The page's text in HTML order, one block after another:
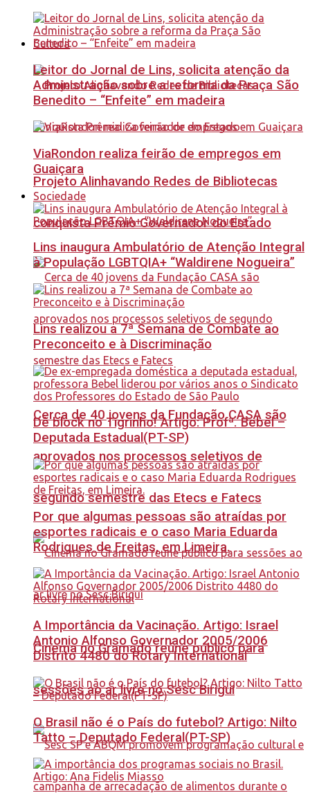
Cultura
Projeto Alinhavando Redes de Bibliotecas
conquista Prêmio Governador do Estado
Cerca de 40 jovens da Fundação CASA são
aprovados nos processos seletivos de
segundo semestre das Etecs e Fatecs
Cinema no Gramado reúne público para
sessões ao ar livre no Sesc Birigui
Leitor do Jornal de Lins, solicita atenção da
Administração sobre a reforma da Praça São
Benedito – “Enfeite” em madeira
ViaRondon realiza feirão de empregos em
Guaiçara
Sociedade
Lins inaugura Ambulatório de Atenção Integral
à População LGBTQIA+ “Waldirene Nogueira”
Lins realizou a 7ª Semana de Combate ao
Preconceito e à Discriminação
Dê block no Tigrinho! Artigo: Profª. Bebel –
Deputada Estadual(PT-SP)
Por que algumas pessoas são atraídas por
esportes radicais e o caso Maria Eduarda
Rodrigues de Freitas, em Limeira.
A Importância da Vacinação. Artigo: Israel
Antonio Alfonso Governador 2005/2006
Distrito 4480 do Rotary International
O Brasil não é o País do futebol? Artigo: Nilto
Tatto – Deputado Federal(PT-SP)